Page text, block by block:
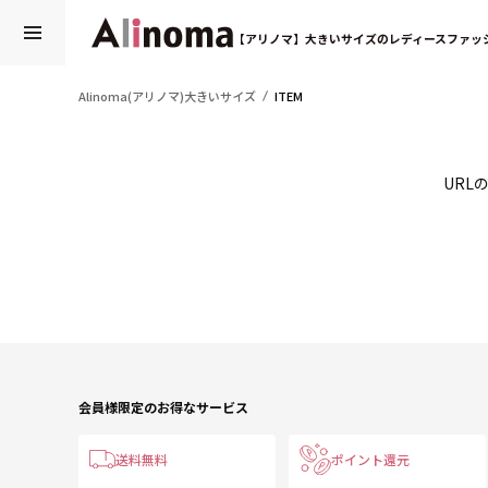
【アリノマ】大きいサイズのレディースファッ
Alinoma(アリノマ)大きいサイズ ITEM
URL
会員様限定のお得なサービス
送料無料 ポイント還元